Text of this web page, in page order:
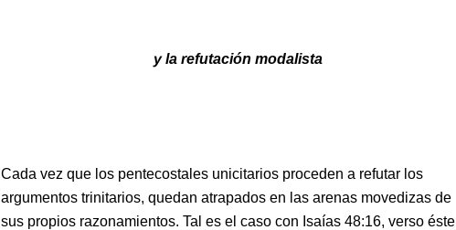
y la refutación modalista
Cada vez que los pentecostales unicitarios proceden a refutar los
argumentos trinitarios, quedan atrapados en las arenas movedizas de
sus propios razonamientos. Tal es el caso con Isaías 48:16, verso éste